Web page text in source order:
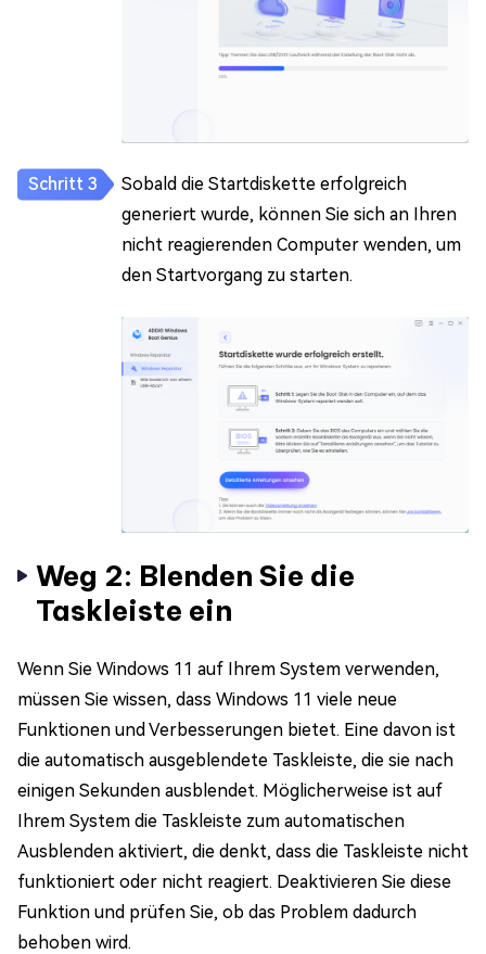
Sobald die Startdiskette erfolgreich
generiert wurde, können Sie sich an Ihren
nicht reagierenden Computer wenden, um
den Startvorgang zu starten.
Weg 2: Blenden Sie die
Taskleiste ein
Wenn Sie Windows 11 auf Ihrem System verwenden,
müssen Sie wissen, dass Windows 11 viele neue
Funktionen und Verbesserungen bietet. Eine davon ist
die automatisch ausgeblendete Taskleiste, die sie nach
einigen Sekunden ausblendet. Möglicherweise ist auf
Ihrem System die Taskleiste zum automatischen
Ausblenden aktiviert, die denkt, dass die Taskleiste nicht
funktioniert oder nicht reagiert. Deaktivieren Sie diese
Funktion und prüfen Sie, ob das Problem dadurch
behoben wird.